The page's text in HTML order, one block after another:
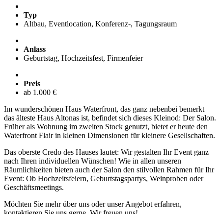
Typ
Altbau, Eventlocation, Konferenz-, Tagungsraum
Anlass
Geburtstag, Hochzeitsfest, Firmenfeier
Preis
ab 1.000 €
Im wunderschönen Haus Waterfront, das ganz nebenbei bemerkt
das älteste Haus Altonas ist, befindet sich dieses Kleinod: Der Salon.
Früher als Wohnung im zweiten Stock genutzt, bietet er heute den
Waterfront Flair in kleinen Dimensionen für kleinere Gesellschaften.
Das oberste Credo des Hauses lautet: Wir gestalten Ihr Event ganz
nach Ihren individuellen Wünschen! Wie in allen unseren
Räumlichkeiten bieten auch der Salon den stilvollen Rahmen für Ihr
Event: Ob Hochzeitsfeiern, Geburtstagspartys, Weinproben oder
Geschäftsmeetings.
Möchten Sie mehr über uns oder unser Angebot erfahren,